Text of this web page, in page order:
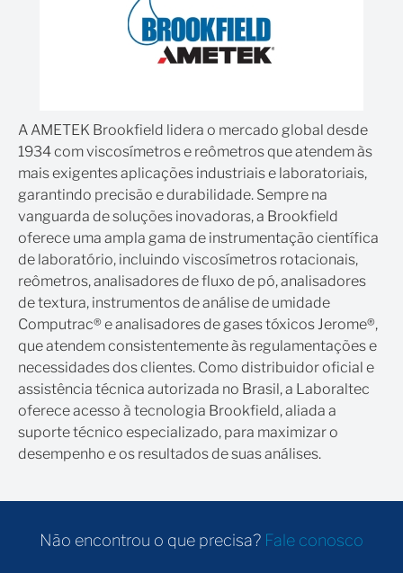
A AMETEK Brookfield lidera o mercado global desde
1934 com viscosímetros e reômetros que atendem às
mais exigentes aplicações industriais e laboratoriais,
garantindo precisão e durabilidade. Sempre na
vanguarda de soluções inovadoras, a Brookfield
oferece uma ampla gama de instrumentação científica
de laboratório, incluindo viscosímetros rotacionais,
reômetros, analisadores de fluxo de pó, analisadores
de textura, instrumentos de análise de umidade
Computrac® e analisadores de gases tóxicos Jerome®,
que atendem consistentemente às regulamentações e
necessidades dos clientes. Como distribuidor oficial e
assistência técnica autorizada no Brasil, a Laboraltec
oferece acesso à tecnologia Brookfield, aliada a
suporte técnico especializado, para maximizar o
desempenho e os resultados de suas análises.
Não encontrou o que precisa? Fale conosco